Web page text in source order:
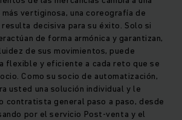
vertiginosa, una coreografía de
resulta decisiva para su éxito. Solo si
de forma armónica y garantizan,
de sus movimientos, puede
flexible y eficiente a cada reto que se
Como su socio de automatización,
usted una solución individual y le
contratista general paso a paso, desde
por el servicio Post-venta y el